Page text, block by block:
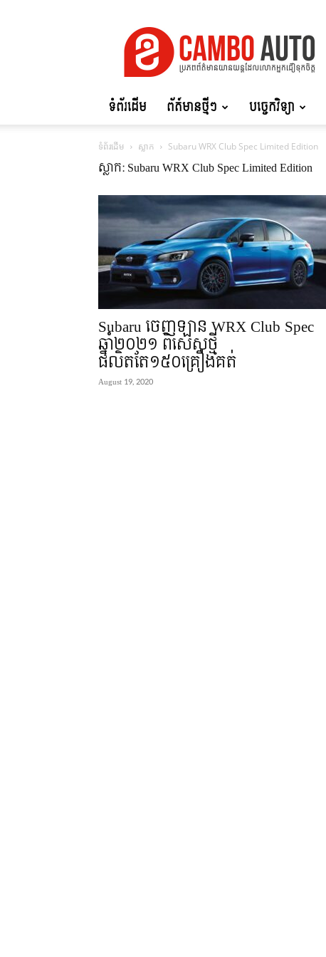
Auto
ទំព័រដើម ព័ត៍មានថ្មីៗ បច្ចេកវិទ្យា
ទំព័រដើម ស្លាក Subaru WRX Club Spec Limited Edition
ស្លាក: Subaru WRX Club Spec Limited Edition
Subaru ចេញឡាន WRX Club Spec
ឆ្នាំ២០២១ ពិសេសថ្មី
ផលិតតែ១៥០គ្រឿងគត់
August 19, 2020